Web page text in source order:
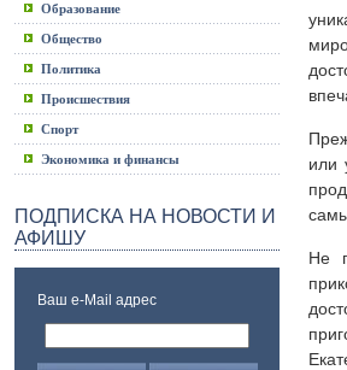
Образование
Общество
Политика
Происшествия
Спорт
Экономика и финансы
ПОДПИСКА НА НОВОСТИ И
АФИШУ
Ваш e-Mail адрес
или
Не